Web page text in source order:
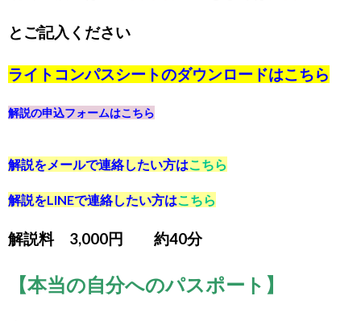
とご記入ください
ライトコンパスシートのダウンロードはこちら
解説の申込フォームはこちら
解説をメールで連絡したい方はこちら
解説をLINEで連絡したい方はこちら
解説料 3,000円 約40分
【本当の自分へのパスポート】